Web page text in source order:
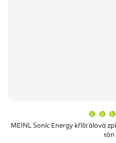
MEINL Sonic Energy křišťálová
tón